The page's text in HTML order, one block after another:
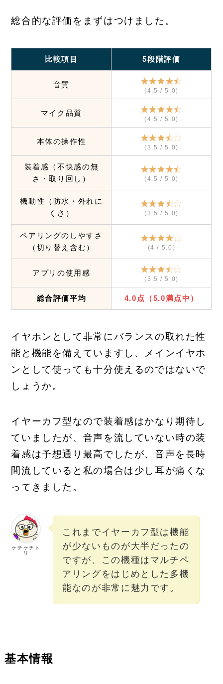
総合的な評価をまずはつけました。
比較項目 5段階評価
音質
(4.5 / 5.0)
マイク品質
(4.5 / 5.0)
本体の操作性
(3.5 / 5.0)
装着感（不快感の無
さ・取り回し）
(4.5 / 5.0)
機動性（防水・外れに
くさ）
(3.5 / 5.0)
ペアリングのしやすさ
（切り替え含む）
(4 / 5.0)
アプリの使用感
(3.5 / 5.0)
総合評価平均 4.0点（5.0満点中）
イヤホンとして非常にバランスの取れた性
能と機能を備えていますし、メインイヤホ
ンとして使っても十分使えるのではないで
しょうか。
イヤーカフ型なので装着感はかなり期待し
ていましたが、音声を流していない時の装
着感は予想通り最高でしたが、音声を長時
間流していると私の場合は少し耳が痛くな
ってきました。
ケチケチト
リ
これまでイヤーカフ型は機能
が少ないものが大半だったの
ですが、この機種はマルチペ
アリングをはじめとした多機
能なのが非常に魅力です。
基本情報